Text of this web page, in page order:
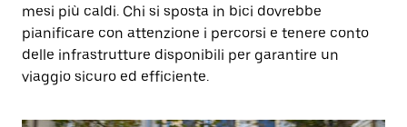
mesi più caldi. Chi si sposta in bici dovrebbe
pianificare con attenzione i percorsi e tenere conto
delle infrastrutture disponibili per garantire un
viaggio sicuro ed efficiente.